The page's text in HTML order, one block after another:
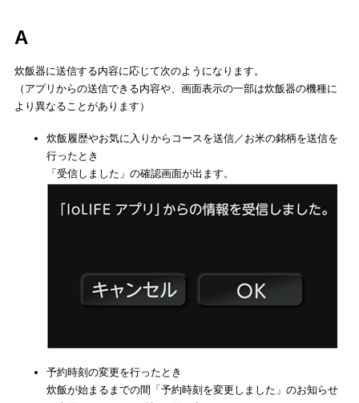
A
炊飯器に送信する内容に応じて次のようになります。
（アプリからの送信できる内容や、画面表示の一部は炊飯器の機種に
より異なることがあります）
炊飯履歴やお気に入りからコースを送信／お米の銘柄を送信を
行ったとき
「受信しました」の確認画面が出ます。
予約時刻の変更を行ったとき
炊飯が始まるまでの間「予約時刻を変更しました」のお知らせ